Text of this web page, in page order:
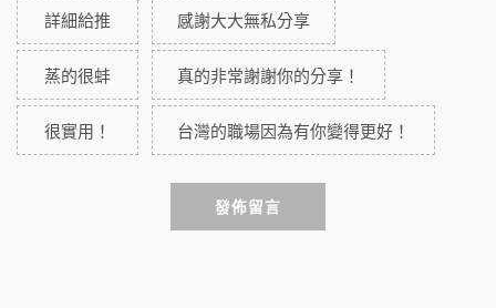
詳細給推 感謝大大無私分享
蒸的很蚌 真的非常謝謝你的分享！
很實用！ 台灣的職場因為有你變得更好！
發佈留言